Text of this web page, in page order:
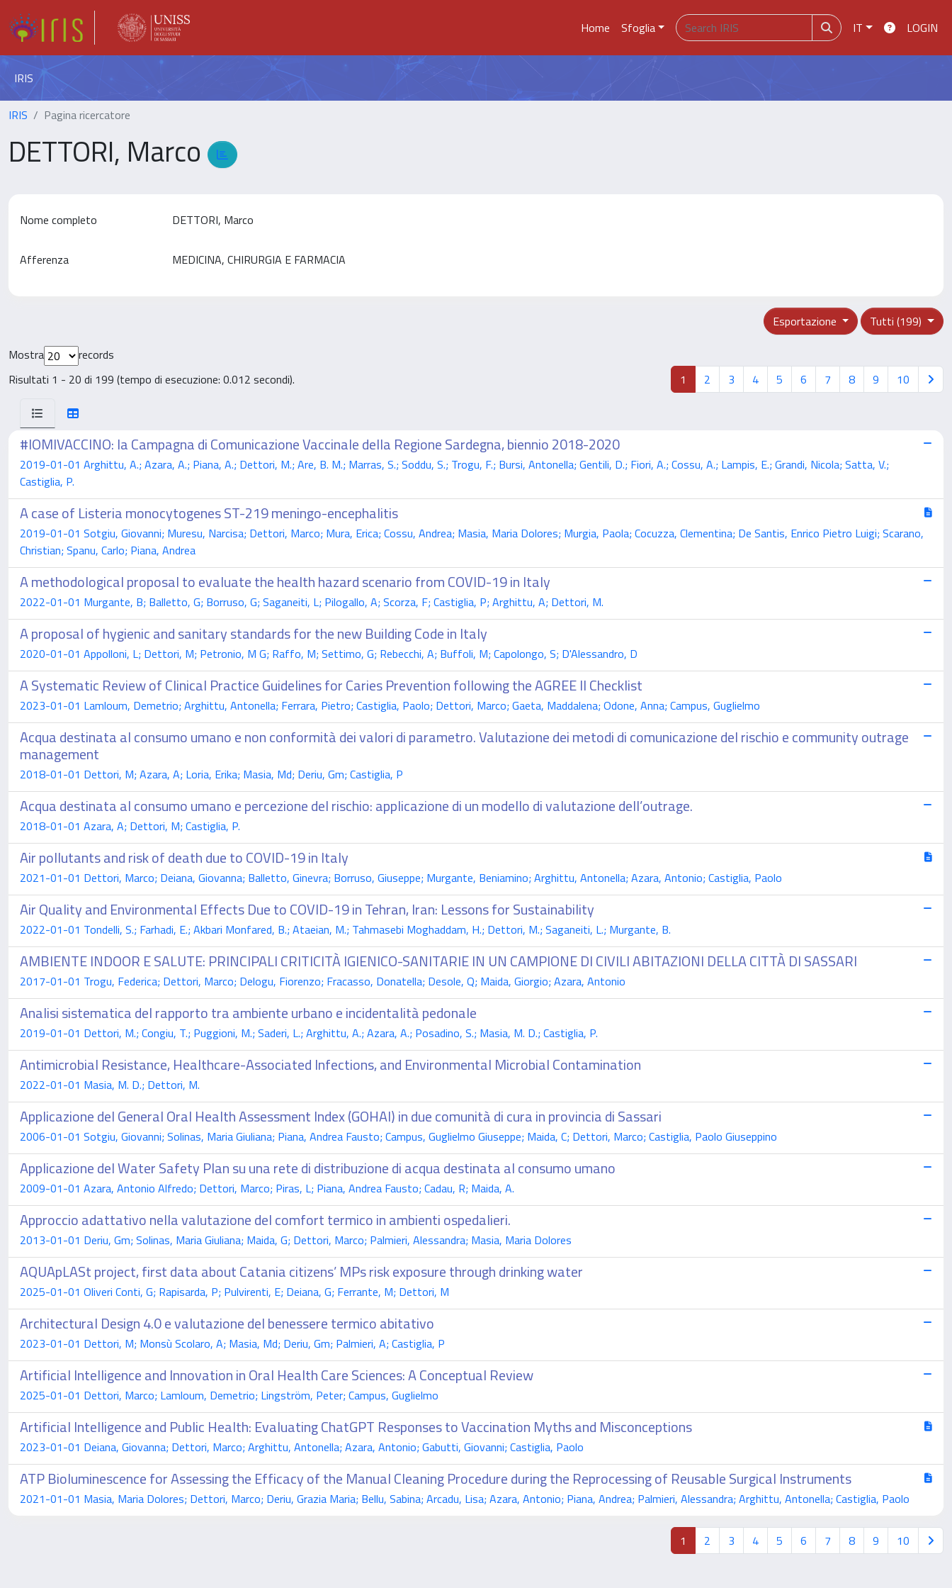
Home Sfoglia IT LOGIN
IRIS
IRIS Pagina ricercatore
DETTORI, Marco
Nome completo DETTORI, Marco
Afferenza MEDICINA, CHIRURGIA E FARMACIA
Tutti (199)
Esportazione
Mostra
records
Risultati 1 - 20 di 199 (tempo di esecuzione: 0.012 secondi).
1 2 3 4 5 6 7 8 9 10
#IOMIVACCINO: la Campagna di Comunicazione Vaccinale della Regione Sardegna, biennio 2018-2020
2019-01-01 Arghittu, A.; Azara, A.; Piana, A.; Dettori, M.; Are, B. M.; Marras, S.; Soddu, S.; Trogu, F.; Bursi, Antonella; Gentili, D.; Fiori, A.; Cossu, A.; Lampis, E.; Grandi, Nicola; Satta, V.;
Castiglia, P.
A case of Listeria monocytogenes ST-219 meningo-encephalitis
2019-01-01 Sotgiu, Giovanni; Muresu, Narcisa; Dettori, Marco; Mura, Erica; Cossu, Andrea; Masia, Maria Dolores; Murgia, Paola; Cocuzza, Clementina; De Santis, Enrico Pietro Luigi; Scarano,
Christian; Spanu, Carlo; Piana, Andrea
A methodological proposal to evaluate the health hazard scenario from COVID-19 in Italy
2022-01-01 Murgante, B; Balletto, G; Borruso, G; Saganeiti, L; Pilogallo, A; Scorza, F; Castiglia, P; Arghittu, A; Dettori, M.
A proposal of hygienic and sanitary standards for the new Building Code in Italy
2020-01-01 Appolloni, L; Dettori, M; Petronio, M G; Raffo, M; Settimo, G; Rebecchi, A; Buffoli, M; Capolongo, S; D'Alessandro, D
A Systematic Review of Clinical Practice Guidelines for Caries Prevention following the AGREE II Checklist
2023-01-01 Lamloum, Demetrio; Arghittu, Antonella; Ferrara, Pietro; Castiglia, Paolo; Dettori, Marco; Gaeta, Maddalena; Odone, Anna; Campus, Guglielmo
Acqua destinata al consumo umano e non conformità dei valori di parametro. Valutazione dei metodi di comunicazione del rischio e community outrage
management
2018-01-01 Dettori, M; Azara, A; Loria, Erika; Masia, Md; Deriu, Gm; Castiglia, P
Acqua destinata al consumo umano e percezione del rischio: applicazione di un modello di valutazione dell’outrage.
2018-01-01 Azara, A; Dettori, M; Castiglia, P.
Air pollutants and risk of death due to COVID-19 in Italy
2021-01-01 Dettori, Marco; Deiana, Giovanna; Balletto, Ginevra; Borruso, Giuseppe; Murgante, Beniamino; Arghittu, Antonella; Azara, Antonio; Castiglia, Paolo
Air Quality and Environmental Effects Due to COVID-19 in Tehran, Iran: Lessons for Sustainability
2022-01-01 Tondelli, S.; Farhadi, E.; Akbari Monfared, B.; Ataeian, M.; Tahmasebi Moghaddam, H.; Dettori, M.; Saganeiti, L.; Murgante, B.
AMBIENTE INDOOR E SALUTE: PRINCIPALI CRITICITÀ IGIENICO-SANITARIE IN UN CAMPIONE DI CIVILI ABITAZIONI DELLA CITTÀ DI SASSARI
2017-01-01 Trogu, Federica; Dettori, Marco; Delogu, Fiorenzo; Fracasso, Donatella; Desole, Q; Maida, Giorgio; Azara, Antonio
Analisi sistematica del rapporto tra ambiente urbano e incidentalità pedonale
2019-01-01 Dettori, M.; Congiu, T.; Puggioni, M.; Saderi, L.; Arghittu, A.; Azara, A.; Posadino, S.; Masia, M. D.; Castiglia, P.
Antimicrobial Resistance, Healthcare-Associated Infections, and Environmental Microbial Contamination
2022-01-01 Masia, M. D.; Dettori, M.
Applicazione del General Oral Health Assessment Index (GOHAI) in due comunità di cura in provincia di Sassari
2006-01-01 Sotgiu, Giovanni; Solinas, Maria Giuliana; Piana, Andrea Fausto; Campus, Guglielmo Giuseppe; Maida, C; Dettori, Marco; Castiglia, Paolo Giuseppino
Applicazione del Water Safety Plan su una rete di distribuzione di acqua destinata al consumo umano
2009-01-01 Azara, Antonio Alfredo; Dettori, Marco; Piras, L; Piana, Andrea Fausto; Cadau, R; Maida, A.
Approccio adattativo nella valutazione del comfort termico in ambienti ospedalieri.
2013-01-01 Deriu, Gm; Solinas, Maria Giuliana; Maida, G; Dettori, Marco; Palmieri, Alessandra; Masia, Maria Dolores
AQUApLASt project, first data about Catania citizens’ MPs risk exposure through drinking water
2025-01-01 Oliveri Conti, G; Rapisarda, P; Pulvirenti, E; Deiana, G; Ferrante, M; Dettori, M
Architectural Design 4.0 e valutazione del benessere termico abitativo
2023-01-01 Dettori, M; Monsù Scolaro, A; Masia, Md; Deriu, Gm; Palmieri, A; Castiglia, P
Artificial Intelligence and Innovation in Oral Health Care Sciences: A Conceptual Review
2025-01-01 Dettori, Marco; Lamloum, Demetrio; Lingström, Peter; Campus, Guglielmo
Artificial Intelligence and Public Health: Evaluating ChatGPT Responses to Vaccination Myths and Misconceptions
2023-01-01 Deiana, Giovanna; Dettori, Marco; Arghittu, Antonella; Azara, Antonio; Gabutti, Giovanni; Castiglia, Paolo
ATP Bioluminescence for Assessing the Efficacy of the Manual Cleaning Procedure during the Reprocessing of Reusable Surgical Instruments
2021-01-01 Masia, Maria Dolores; Dettori, Marco; Deriu, Grazia Maria; Bellu, Sabina; Arcadu, Lisa; Azara, Antonio; Piana, Andrea; Palmieri, Alessandra; Arghittu, Antonella; Castiglia, Paolo
1 2 3 4 5 6 7 8 9 10